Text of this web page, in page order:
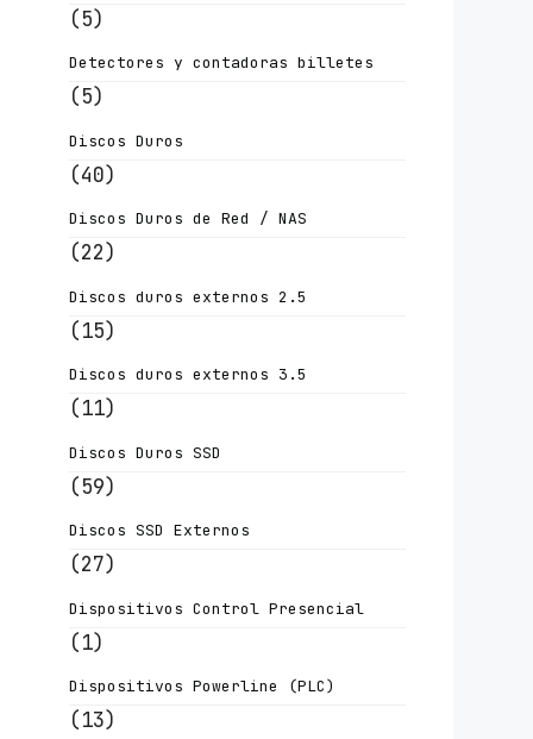
(5)
Detectores y contadoras billetes
(5)
Discos Duros
(40)
Discos Duros de Red / NAS
(22)
Discos duros externos 2.5
(15)
Discos duros externos 3.5
(11)
Discos Duros SSD
(59)
Discos SSD Externos
(27)
Dispositivos Control Presencial
(1)
Dispositivos Powerline (PLC)
(13)